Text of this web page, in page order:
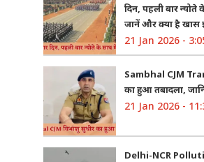
दिन, पहली बार न्योते
जानें और क्या है खास
21 Jan 2026 -
Sambhal CJM
का हुआ तबादला,
21 Jan 2026 -
Delhi-NCR